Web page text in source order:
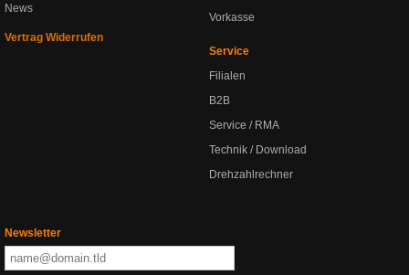
News
Vertrag Widerrufen
Vorkasse
Service
Filialen
B2B
Service / RMA
Technik / Download
Drehzahlrechner
Newsletter